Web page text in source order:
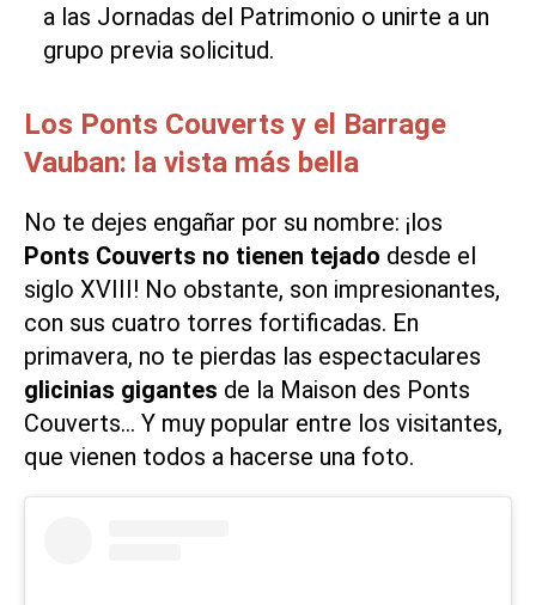
a las Jornadas del Patrimonio o unirte a un
grupo previa solicitud.
Los Ponts Couverts y el Barrage
Vauban: la vista más bella
No te dejes engañar por su nombre: ¡los
Ponts Couverts no tienen tejado desde el
siglo XVIII! No obstante, son impresionantes,
con sus cuatro torres fortificadas. En
primavera, no te pierdas las espectaculares
glicinias gigantes de la Maison des Ponts
Couverts… Y muy popular entre los visitantes,
que vienen todos a hacerse una foto.